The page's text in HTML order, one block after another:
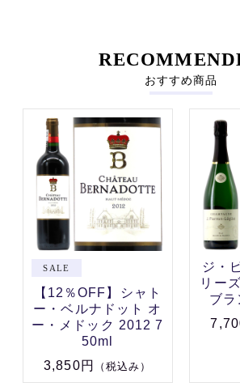
おすすめ商品
【12％OFF】シャト
ー・ベルナドット オ
ー・メドック 2012 7
50ml
3,850円
（税込み）
ジ・
リー
ブラ